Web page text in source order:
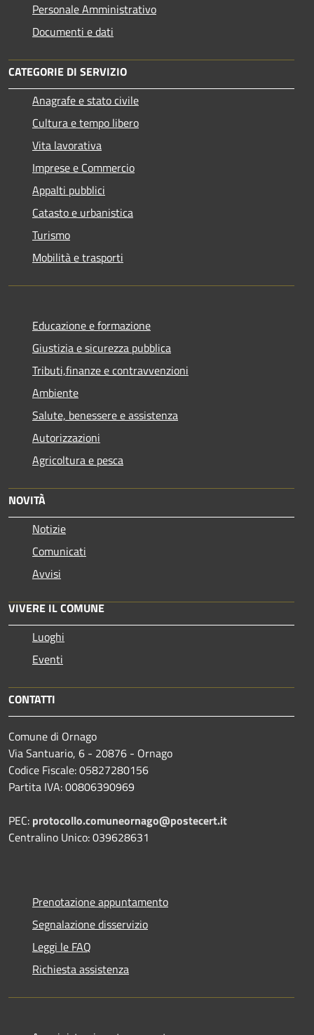
Personale Amministrativo
Documenti e dati
CATEGORIE DI SERVIZIO
Anagrafe e stato civile
Cultura e tempo libero
Vita lavorativa
Imprese e Commercio
Appalti pubblici
Catasto e urbanistica
Turismo
Mobilità e trasporti
Educazione e formazione
Giustizia e sicurezza pubblica
Tributi,finanze e contravvenzioni
Ambiente
Salute, benessere e assistenza
Autorizzazioni
Agricoltura e pesca
NOVITÀ
Notizie
Comunicati
Avvisi
VIVERE IL COMUNE
Luoghi
Eventi
CONTATTI
Comune di Ornago
Via Santuario, 6 - 20876 - Ornago
Codice Fiscale: 05827280156
Partita IVA: 00806390969
PEC: protocollo.comuneornago@postecert.it
Centralino Unico: 039628631
Prenotazione appuntamento
Segnalazione disservizio
Leggi le FAQ
Richiesta assistenza